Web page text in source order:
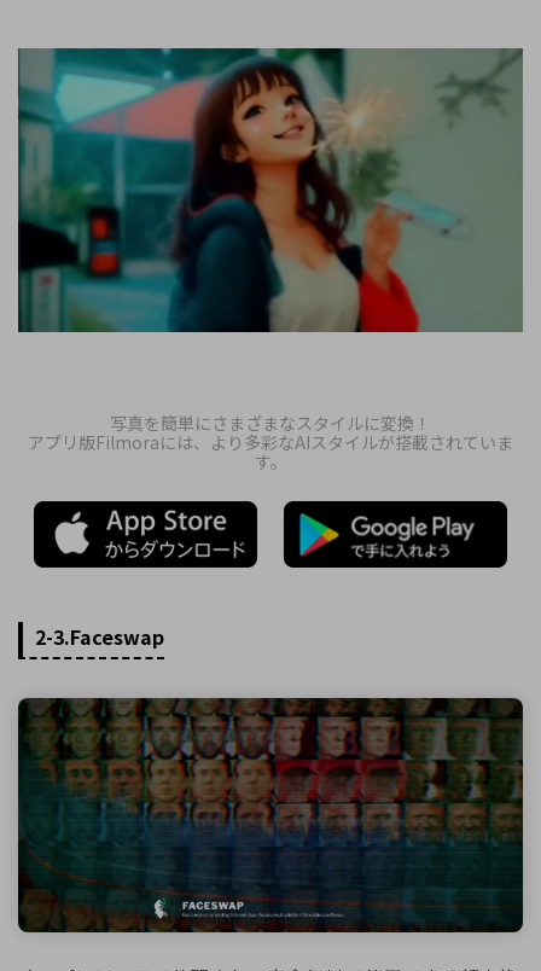
写真を簡単にさまざまなスタイルに変換！
アプリ版Filmoraには、より多彩なAIスタイルが搭載されていま
す。
2-3.Faceswap